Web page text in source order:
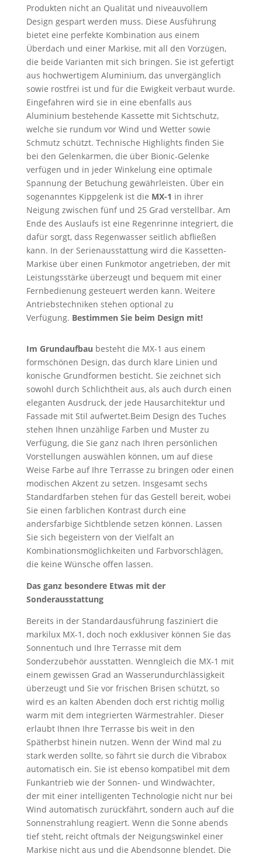
Produkten nicht an Qualität und niveauvollem
Design gespart werden muss. Diese Ausführung
bietet eine perfekte Kombination aus einem
Überdach und einer Markise, mit all den Vorzügen,
die beide Varianten mit sich bringen. Sie ist gefertigt
aus hochwertigem Aluminium, das unvergänglich
sowie rostfrei ist und für die Ewigkeit verbaut wurde.
Eingefahren wird sie in eine ebenfalls aus
Aluminium bestehende Kassette mit Sichtschutz,
welche sie rundum vor Wind und Wetter sowie
Schmutz schützt. Technische Highlights finden Sie
bei den Gelenkarmen, die über Bionic-Gelenke
verfügen und in jeder Winkelung eine optimale
Spannung der Betuchung gewährleisten. Über ein
sogenanntes Kippgelenk ist die MX-1 in ihrer
Neigung zwischen fünf und 25 Grad verstellbar. Am
Ende des Auslaufs ist eine Regenrinne integriert, die
dafür sorgt, dass Regenwasser seitlich abfließen
kann. In der Serienausstattung wird die Kassetten-
Markise über einen Funkmotor angetrieben, der mit
Leistungsstärke überzeugt und bequem mit einer
Fernbedienung gesteuert werden kann. Weitere
Antriebstechniken stehen optional zu
Verfügung. Bestimmen Sie beim Design mit!
Im Grundaufbau besteht die MX-1 aus einem
formschönen Design, das durch klare Linien und
konische Grundformen besticht. Sie zeichnet sich
sowohl durch Schlichtheit aus, als auch durch einen
eleganten Ausdruck, der jede Hausarchitektur und
Fassade mit Stil aufwertet.Beim Design des Tuches
stehen Ihnen unzählige Farben und Muster zu
Verfügung, die Sie ganz nach Ihren persönlichen
Vorstellungen auswählen können, um auf diese
Weise Farbe auf Ihre Terrasse zu bringen oder einen
modischen Akzent zu setzen. Insgesamt sechs
Standardfarben stehen für das Gestell bereit, wobei
Sie einen farblichen Kontrast durch eine
andersfarbige Sichtblende setzen können. Lassen
Sie sich begeistern von der Vielfalt an
Kombinationsmöglichkeiten und Farbvorschlägen,
die keine Wünsche offen lassen.
Das ganz besondere Etwas mit der
Sonderausstattung
Bereits in der Standardausführung fasziniert die
markilux MX-1, doch noch exklusiver können Sie das
Sonnentuch und Ihre Terrasse mit dem
Sonderzubehör ausstatten. Wenngleich die MX-1 mit
einem gewissen Grad an Wasserundurchlässigkeit
überzeugt und Sie vor frischen Brisen schützt, so
wird es an kalten Abenden doch erst richtig mollig
warm mit dem integrierten Wärmestrahler. Dieser
erlaubt Ihnen Ihre Terrasse bis weit in den
Spätherbst hinein nutzen. Wenn der Wind mal zu
stark werden sollte, so fährt sie durch die Vibrabox
automatisch ein. Sie ist ebenso kompatibel mit dem
Funkantrieb wie der Sonnen- und Windwächter,
der mit einer intelligenten Technologie nicht nur bei
Wind automatisch zurückfährt, sondern auch auf die
Sonnenstrahlung reagiert. Wenn die Sonne abends
tief steht, reicht oftmals der Neigungswinkel einer
Markise nicht aus und die Abendsonne blendet. Die